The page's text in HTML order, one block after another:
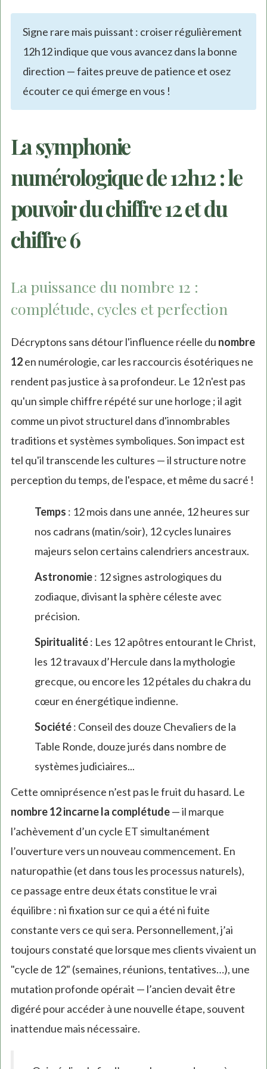
Signe rare mais puissant : croiser régulièrement
12h12 indique que vous avancez dans la bonne
direction — faites preuve de patience et osez
écouter ce qui émerge en vous !
La symphonie
numérologique de 12h12 : le
pouvoir du chiffre 12 et du
chiffre 6
La puissance du nombre 12 :
complétude, cycles et perfection
Décryptons sans détour l'influence réelle du nombre
12en numérologie, car les raccourcis ésotériques ne
rendent pas justice à sa profondeur. Le 12 n'est pas
qu'un simple chiffre répété sur une horloge ; il agit
comme un pivot structurel dans d'innombrables
traditions et systèmes symboliques. Son impact est
tel qu'il transcende les cultures — il structure notre
perception du temps, de l'espace, et même du sacré !
Temps : 12 mois dans une année, 12 heures sur
nos cadrans (matin/soir), 12 cycles lunaires
majeurs selon certains calendriers ancestraux.
Astronomie: 12 signes astrologiques du
zodiaque, divisant la sphère céleste avec
précision.
Spiritualité: Les 12 apôtres entourant le Christ,
les 12 travaux d’Hercule dans la mythologie
grecque, ou encore les 12 pétales du chakra du
cœur en énergétique indienne.
Société: Conseil des douze Chevaliers de la
Table Ronde, douze jurés dans nombre de
systèmes judiciaires...
Cette omniprésence n’est pas le fruit du hasard. Le
nombre 12 incarne la complétude— il marque
l’achèvement d’un cycle ET simultanément
l’ouverture vers un nouveau commencement. En
naturopathie (et dans tous les processus naturels),
ce passage entre deux états constitue le vrai
équilibre : ni fixation sur ce qui a été ni fuite
constante vers ce qui sera. Personnellement, j’ai
toujours constaté que lorsque mes clients vivaient un
"cycle de 12" (semaines, réunions, tentatives…), une
mutation profonde opérait — l’ancien devait être
digéré pour accéder à une nouvelle étape, souvent
inattendue mais nécessaire.